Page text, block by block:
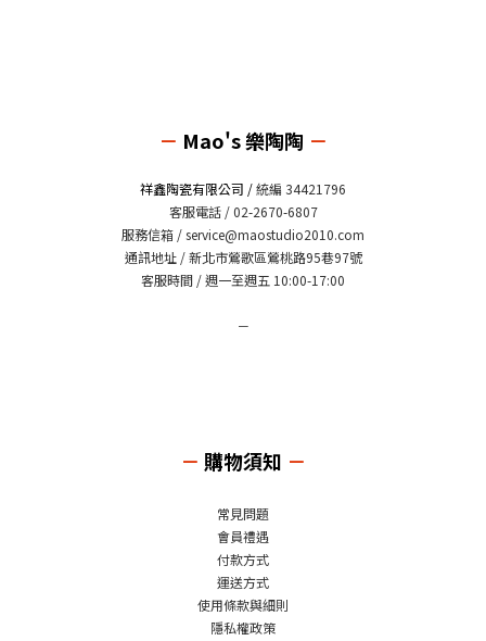
－ Mao's 樂陶陶 －
祥鑫陶瓷有限公司 /統編 34421796
客服電話 / 02-2670-6807
服務信箱 /service@maostudio2010.com
通訊地址 / 新北市鶯歌區鶯桃路95巷97號
客服時間 / 週一至週五 10:00-17:00
－
－ 購物須知 －
常見問題
會員禮遇
付款方式
運送方式
使用條款與細則
隱私權政策